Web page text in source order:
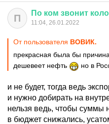
П По ком звонит
11:04, 26.01.2022
От пользователя ВОВИК.
прекрасная была бы
дешевеет нефть
но в
и не будет, тогда ведь
и нужно добирать на
нельзя ведь, чтобы суммы
в бюджет снижались,